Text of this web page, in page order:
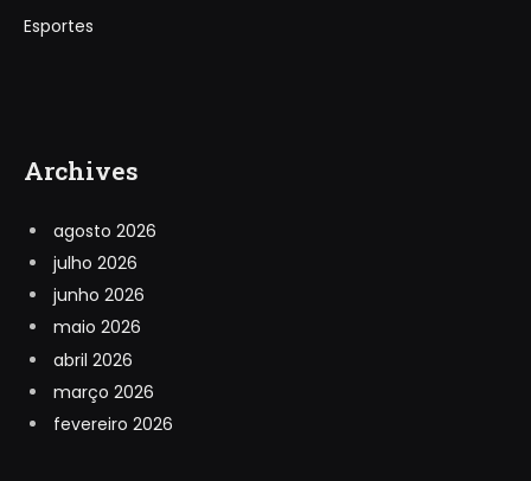
Esportes
Archives
agosto 2026
julho 2026
junho 2026
maio 2026
abril 2026
março 2026
fevereiro 2026